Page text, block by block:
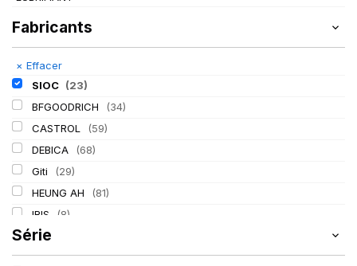
Fabricants
× Effacer
SIOC (23)
BFGOODRICH
(34)
CASTROL
(59)
DEBICA
(68)
Giti
(29)
HEUNG AH
(81)
IRIS
(8)
ITALMATIC
KLEBER (116)
Série